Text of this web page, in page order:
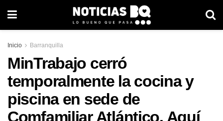
Inicio Barranquilla
MinTrabajo cerró
temporalmente la cocina y
piscina en sede de
Comfamiliar Atlántico. Aquí